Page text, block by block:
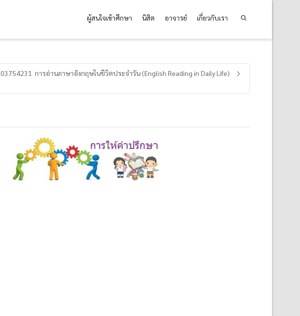
ผู้สนใจเข้าศึกษา นิสิต อาจารย์ เกี่ยวกับเรา
03754231 การอ่านภาษาอังกฤษในชีวิตประจำวัน (English Reading in Daily Life)